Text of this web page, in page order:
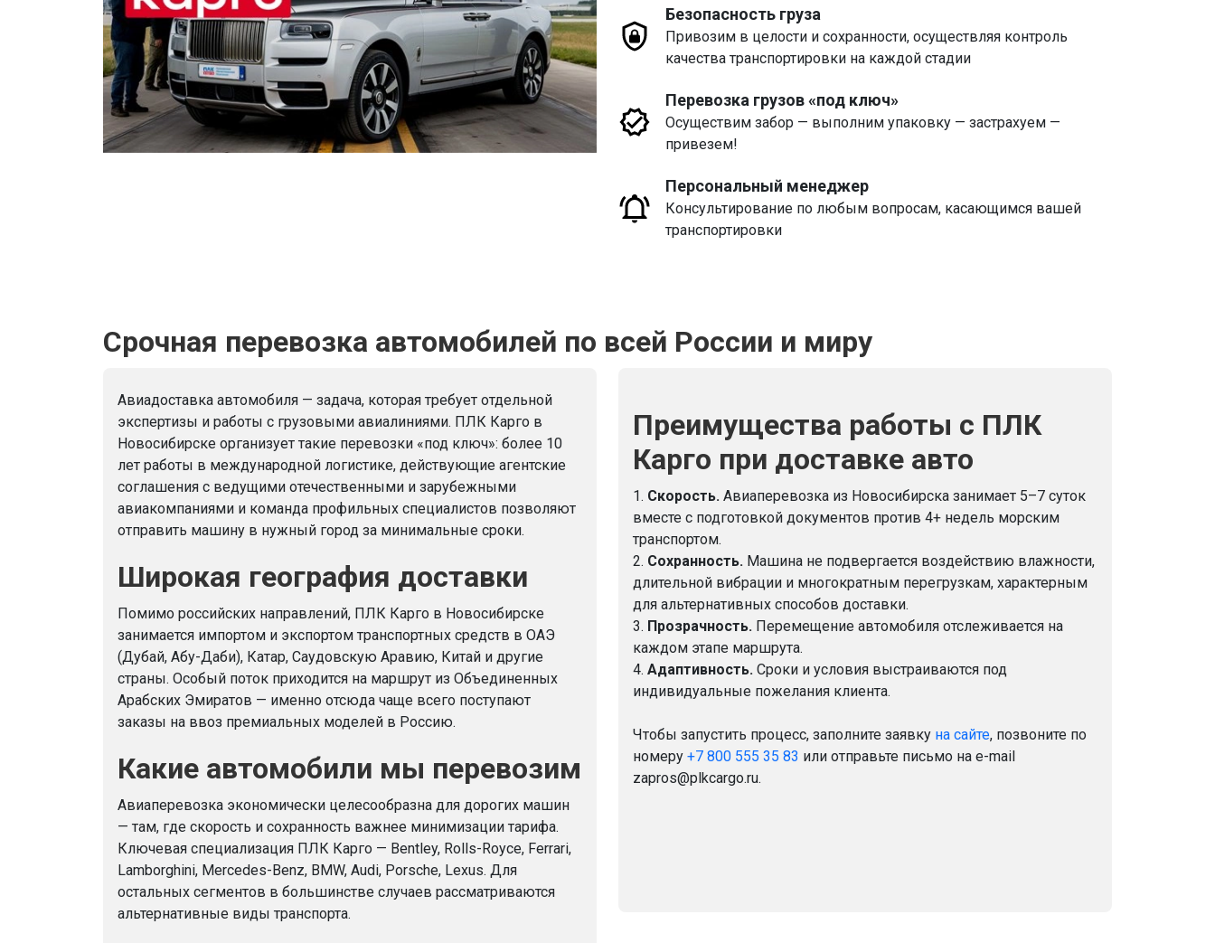
Безопасность груза
Привозим в целости и сохранности, осуществляя контроль
качества транспортировки на каждой стадии
Перевозка грузов «под ключ»
Осуществим забор — выполним упаковку — застрахуем —
привезем!
Персональный менеджер
Консультирование по любым вопросам, касающимся вашей
транспортировки
Срочная перевозка автомобилей по всей России и миру
Авиадоставка автомобиля — задача, которая требует отдельной
экспертизы и работы с грузовыми авиалиниями. ПЛК Карго в
Новосибирске организует такие перевозки «под ключ»: более 10
лет работы в международной логистике, действующие агентские
соглашения с ведущими отечественными и зарубежными
авиакомпаниями и команда профильных специалистов позволяют
отправить машину в нужный город за минимальные сроки.
Широкая география доставки
Помимо российских направлений, ПЛК Карго в Новосибирске
занимается импортом и экспортом транспортных средств в ОАЭ
(Дубай, Абу-Даби), Катар, Саудовскую Аравию, Китай и другие
страны. Особый поток приходится на маршрут из Объединенных
Арабских Эмиратов — именно отсюда чаще всего поступают
заказы на ввоз премиальных моделей в Россию.
Какие автомобили мы перевозим
Авиаперевозка экономически целесообразна для дорогих машин
— там, где скорость и сохранность важнее минимизации тарифа.
Ключевая специализация ПЛК Карго — Bentley, Rolls-Royce, Ferrari,
Lamborghini, Mercedes-Benz, BMW, Audi, Porsche, Lexus. Для
остальных сегментов в большинстве случаев рассматриваются
альтернативные виды транспорта.
Преимущества работы с ПЛК
Карго при доставке авто
1. Скорость. Авиаперевозка из Новосибирска занимает 5–7 суток
вместе с подготовкой документов против 4+ недель морским
транспортом.
2. Сохранность. Машина не подвергается воздействию влажности,
длительной вибрации и многократным перегрузкам, характерным
для альтернативных способов доставки.
3. Прозрачность. Перемещение автомобиля отслеживается на
каждом этапе маршрута.
4. Адаптивность. Сроки и условия выстраиваются под
индивидуальные пожелания клиента.
Чтобы запустить процесс, заполните заявку на сайте, позвоните по
номеру +7 800 555 35 83 или отправьте письмо на e-mail
zapros@plkcargo.ru.